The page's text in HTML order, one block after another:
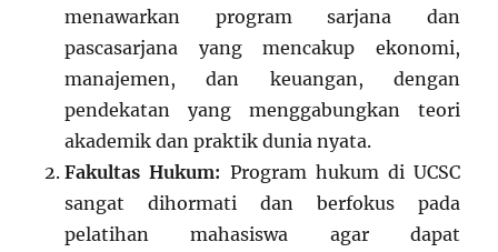
menawarkan program sarjana dan
pascasarjana yang mencakup ekonomi,
manajemen, dan keuangan, dengan
pendekatan yang menggabungkan teori
akademik dan praktik dunia nyata.
Fakultas Hukum: Program hukum di UCSC
sangat dihormati dan berfokus pada
pelatihan mahasiswa agar dapat